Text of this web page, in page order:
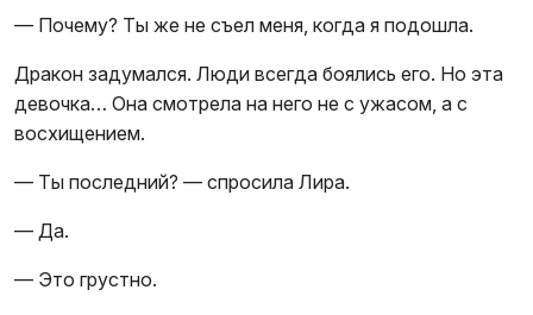
— Почему? Ты же не съел меня, когда я подошла.
Дракон задумался. Люди всегда боялись его. Но эта
девочка… Она смотрела на него не с ужасом, а с
восхищением.
— Ты последний? — спросила Лира.
— Да.
— Это грустно.